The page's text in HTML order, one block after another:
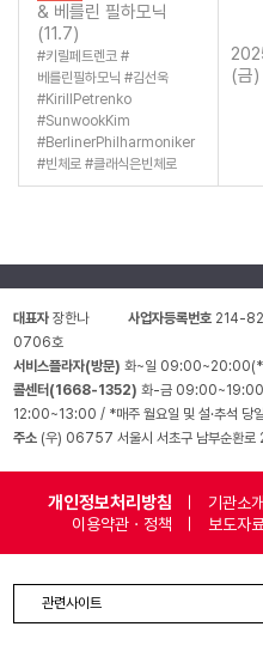
& 베를린 필하모닉
(11.7)
#키릴페트렌코 #
베를린필하모닉 #김선욱
#KirillPetrenko
#SunwookKim
#BerlinerPhilharmoniker
#빈체로 #클래식은빈체로
(금
대표자장한나 사업자등록번호 214-
0706호
서비스플라자(방문)화~일 09:00~20:00(*매
콜센터(1668-1352)화-금 09:00~19:00
12:00~13:00 / *매주 월요일 및 설·추석 당
주소 (우) 06757 서울시 서초구 남부순환
개인정보처리방침 기관소개
이용약관 · 정책
보도자료
관련사이트